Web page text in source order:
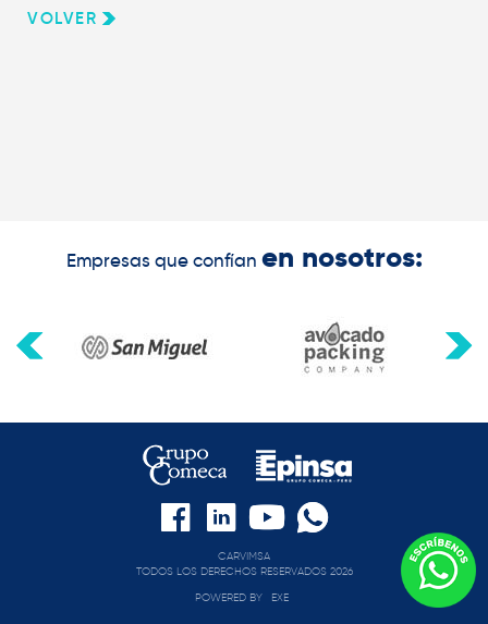
VOLVER
Empresas que confían en nosotros:
CARVIMSA
TODOS LOS DERECHOS RESERVADOS 2026
POWERED BY
EXE